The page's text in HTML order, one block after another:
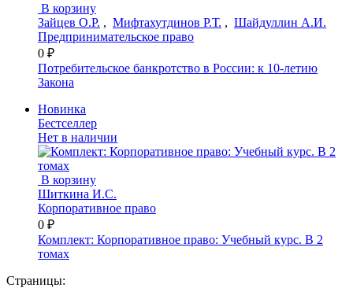
В корзину
Зайцев О.Р. , Мифтахутдинов Р.Т. , Шайдуллин А.И.
Предпринимательское право
0 ₽
Потребительское банкротство в России: к 10-летию
Закона
Новинка
Бестселлер
Нет в наличии
В корзину
Шиткина И.С.
Корпоративное право
0 ₽
Комплект: Корпоративное право: Учебный курс. В 2
томах
Страницы: